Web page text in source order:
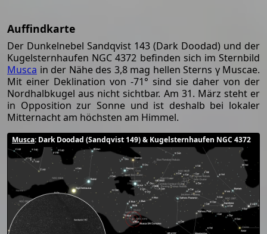
Auffindkarte
Der Dunkelnebel Sandqvist 143 (Dark Doodad) und der
Kugelsternhaufen NGC 4372 befinden sich im Sternbild
Musca in der Nähe des 3,8 mag hellen Sterns γ Muscae.
Mit einer Deklination von -71° sind sie daher von der
Nordhalbkugel aus nicht sichtbar. Am 31. März steht er
in Opposition zur Sonne und ist deshalb bei lokaler
Mitternacht am höchsten am Himmel.
Musca: Dark Doodad (Sandqvist 149) & Kugelsternhaufen NGC 4372